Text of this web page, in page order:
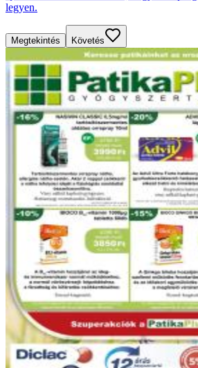
legyen.
Megtekintés Követés